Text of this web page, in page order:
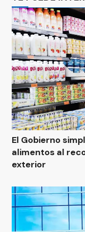
El Gobierno
alimentos al
exterior